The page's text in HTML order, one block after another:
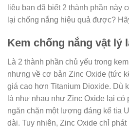
liệu bạn đã biết 2 thành phần này
lại chống nắng hiệu quả được?
Kem chống nắng vật lý
Là 2 thành phần chủ yếu trong
nhưng về cơ bản Zinc Oxide (tức
giá cao hơn Titanium Dioxide. Dù
là như nhau như Zinc Oxide lại có
ngăn chặn một lượng đáng kể tia
dài. Tuy nhiên, Zinc Oxide chỉ